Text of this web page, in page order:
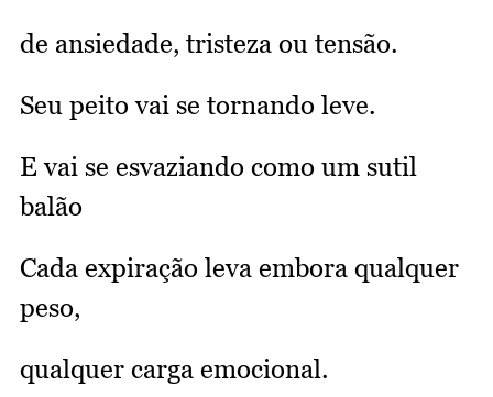
de ansiedade, tristeza ou tensão.
Seu peito vai se tornando leve.
E vai se esvaziando como um sutil
balão
Cada expiração leva embora qualquer
peso,
qualquer carga emocional.